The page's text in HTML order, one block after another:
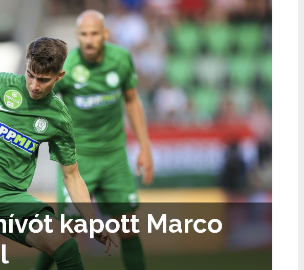
kapott Marco